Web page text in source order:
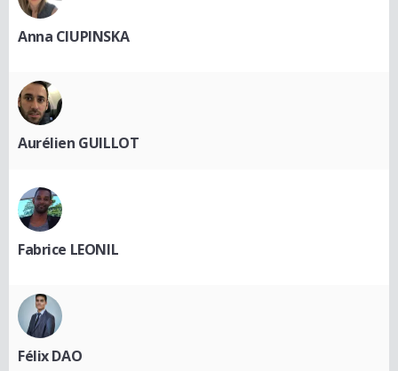
Anna CIUPINSKA
Aurélien GUILLOT
Fabrice LEONIL
Félix DAO